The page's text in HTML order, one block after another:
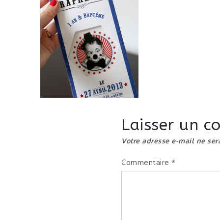
Laisser un
Votre adresse e-mail ne
Commentaire *